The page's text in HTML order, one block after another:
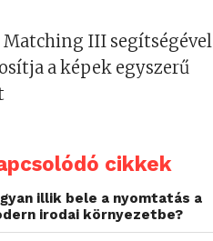
III segítségével
a képek egyszerű
cikkek
illik bele a nyomtatás a
irodai környezetbe?